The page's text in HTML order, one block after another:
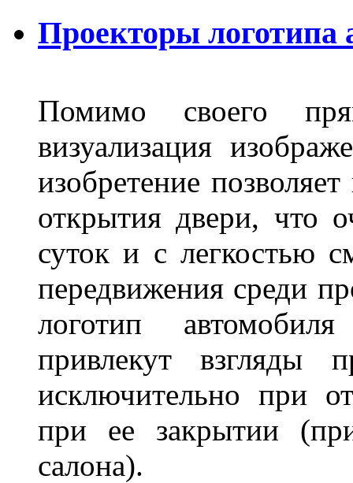
Проекторы логотипа
Помимо своего
визуализация
изобретение
открытия двери, что
суток и с легкостью
передвижения среди
логотип
привлекут взгляды
исключительно при
при ее закрытии
салона).